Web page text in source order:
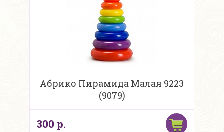
Абрико Пирамида Малая 9223
(9079)
300 р.